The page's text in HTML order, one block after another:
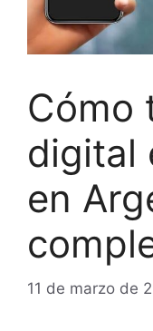
Cómo
digital
en
11 de marzo de